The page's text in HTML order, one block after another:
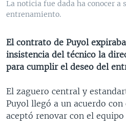
VENEZUELA
NICARAGUA
ECONOMÍA
TECNOLOGÍA
DEPORTES
MULTIMEDIA
FOTOGRAFÍA
AUDIOS
EL MUNDO AL DÍA
FORO INTERAMERICANO
LAS CLAVES
PANORAMA
RADIO
AVANCE INFORMATIVO
BUENOS DÍAS AMÉRICA
ESTADOS UNIDOS AL DÍA
DIRECT
Learning English
La noticia fue dada ha conocer a
entrenamiento.
El contrato de Puyol
insistencia del técnico la
para cumplir el deseo del
El zaguero central y
Puyol llegó a un acuerdo
aceptó renovar con el equipo